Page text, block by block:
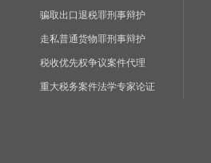
骗取出口退税罪刑事辩护
走私普通货物罪刑事辩护
税收优先权争议案件代理
重大税务案件法学专家论证